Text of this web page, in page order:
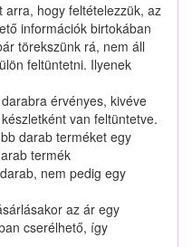
hogy feltételezzük, az
információk birtokában
törekszünk rá, nem áll
feltüntetni. Ilyenek
érvényes, kivéve
van feltüntetve.
darab terméket egy
termék
nem pedig egy
az ár egy
cserélhető, így
termékek